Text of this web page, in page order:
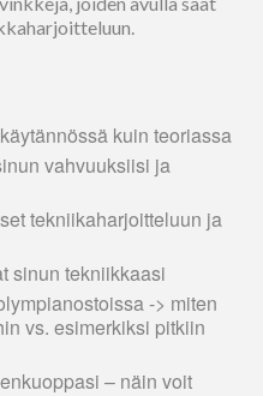
kuin teoriassa
vahvuuksiisi ja
tekniikaharjoitteluun ja
sinun tekniikkaasi
-> miten
vs. esimerkiksi pitkiin
– näin voit